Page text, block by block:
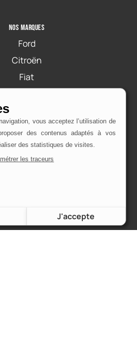
Nos marques
Ford
Citroën
Fiat
Service client
Mon compte
& frais de port
légales
vous acceptez l’utilisation de
des contenus adaptés à vos
des statistiques de visites.
les traceurs
J'accepte